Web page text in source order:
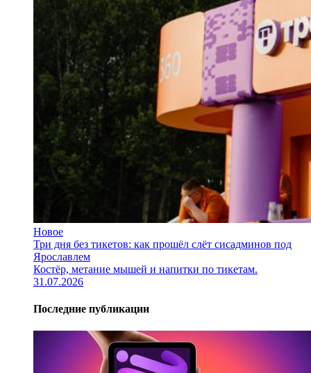
Новое
Три дня без тикетов: как прошёл слёт сисадминов под
Ярославлем
Костёр, метание мышей и напитки по тикетам.
31.07.2026
Последние публикации